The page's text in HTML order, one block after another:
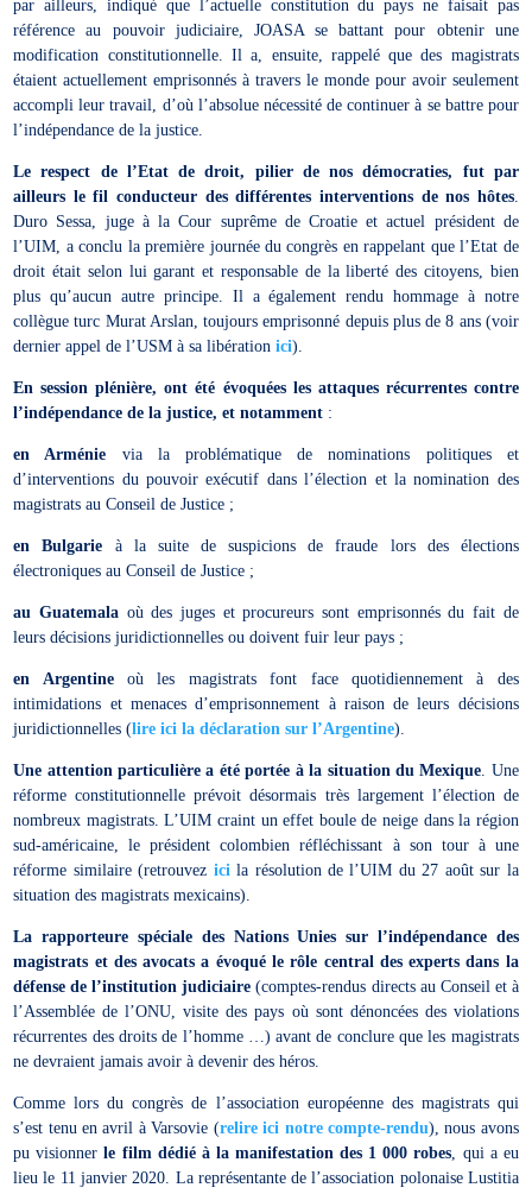
par ailleurs, indiqué que l’actuelle constitution du pays ne faisait pas
référence au pouvoir judiciaire, JOASA se battant pour obtenir une
modification constitutionnelle. Il a, ensuite, rappelé que des magistrats
étaient actuellement emprisonnés à travers le monde pour avoir seulement
accompli leur travail, d’où l’absolue nécessité de continuer à se battre pour
l’indépendance de la justice.
Le respect de l’Etat de droit, pilier de nos démocraties, fut par
ailleurs le fil conducteur des différentes interventions de nos hôtes.
Duro Sessa, juge à la Cour suprême de Croatie et actuel président de
l’UIM, a conclu la première journée du congrès en rappelant que l’Etat de
droit était selon lui garant et responsable de la liberté des citoyens, bien
plus qu’aucun autre principe. Il a également rendu hommage à notre
collègue turc Murat Arslan, toujours emprisonné depuis plus de 8 ans (voir
dernier appel de l’USM à sa libérationici).
En session plénière, ont été évoquées les attaques récurrentes contre
l’indépendance de la justice, et notamment :
en Arménie via la problématique de nominations politiques et
d’interventions du pouvoir exécutif dans l’élection et la nomination des
magistrats au Conseil de Justice ;
en Bulgarie à la suite de suspicions de fraude lors des élections
électroniques au Conseil de Justice ;
au Guatemalaoù des juges et procureurs sont emprisonnés du fait de
leurs décisions juridictionnelles ou doivent fuir leur pays ;
en Argentineoù les magistrats font face quotidiennement à des
intimidations et menaces d’emprisonnement à raison de leurs décisions
juridictionnelles (lire ici la déclaration sur l’Argentine).
Une attention particulière a été portée à la situation du Mexique . Une
réforme constitutionnelle prévoit désormais très largement l’élection de
nombreux magistrats. L’UIM craint un effet boule de neige dans la région
sud-américaine, le président colombien réfléchissant à son tour à une
réforme similaire (retrouvez ici la résolution de l’UIM du 27 août sur la
situation des magistrats mexicains).
La rapporteure spéciale des Nations Unies sur l’indépendance des
magistrats et des avocats a évoqué le rôle central des experts dans la
défense de l’institution judiciaire (comptes-rendus directs au Conseil et à
l’Assemblée de l’ONU, visite des pays où sont dénoncées des violations
récurrentes des droits de l’homme …) avant de conclure que les magistrats
ne devraient jamais avoir à devenir des héros.
Comme lors du congrès de l’association européenne des magistrats qui
s’est tenu en avril à Varsovie (relire ici notre compte-rendu), nous avons
pu visionnerle film dédié à la manifestation des 1 000 robes , qui a eu
lieu le 11 janvier 2020. La représentante de l’association polonaise Lustitia